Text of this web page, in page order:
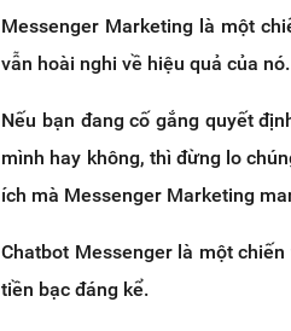
Messenger Marketing là một
vẫn hoài nghi về hiệu quả của nó.
Nếu bạn đang cố gắng quyết
mình hay không, thì đừng lo
ích mà Messenger Marketing
Chatbot Messenger là một
tiền bạc đáng kể.